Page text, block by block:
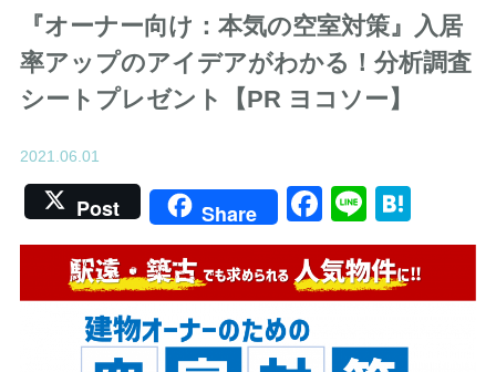
『オーナー向け：本気の空室対策』入居
率アップのアイデアがわかる！分析調査
シートプレゼント【PR ヨコソー】
2021.06.01
Post Share Facebook
Line